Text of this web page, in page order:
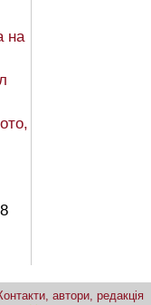
на
автори, редакція